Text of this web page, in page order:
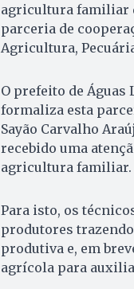
agricultura familiar
parceria de
Agricultura,
O prefeito de Águas
formaliza esta
Sayão Carvalho
recebido uma
agricultura familiar.
Para isto, os
produtores
produtiva e, em
agrícola para